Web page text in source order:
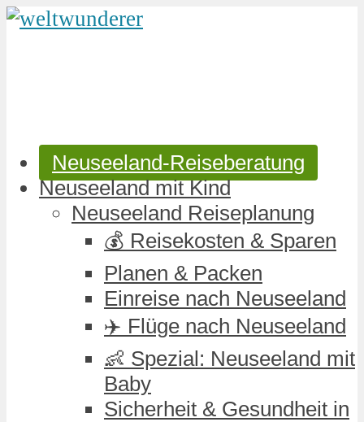
Neuseeland-Reiseberatung
Neuseeland mit Kind
Neuseeland Reiseplanung
💰 Reisekosten & Sparen
Planen & Packen
Einreise nach Neuseeland
✈️ Flüge nach Neuseeland
👶 Spezial: Neuseeland mit
Baby
Sicherheit & Gesundheit in